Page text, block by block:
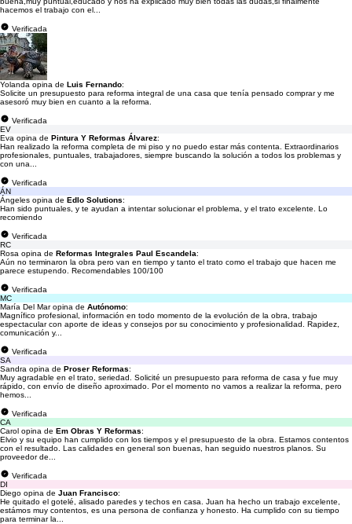
hacemos el trabajo con el...
Verificada
Yolanda opina de Luis Fernando:
Solicite un presupuesto para reforma integral de una casa que tenía pensado comprar y me
asesoró muy bien en cuanto a la reforma.
Verificada
EV
Eva opina de Pintura Y Reformas Álvarez:
Han realizado la reforma completa de mi piso y no puedo estar más contenta. Extraordinarios
profesionales, puntuales, trabajadores, siempre buscando la solución a todos los problemas y
con una...
Verificada
ÁN
Ángeles opina de Edlo Solutions:
Han sido puntuales, y te ayudan a intentar solucionar el problema, y el trato excelente. Lo
recomiendo
Verificada
RC
Rosa opina de Reformas Integrales Paul Escandela:
Aún no terminaron la obra pero van en tiempo y tanto el trato como el trabajo que hacen me
parece estupendo. Recomendables 100/100
Verificada
MC
María Del Mar opina de Autónomo:
Magnífico profesional, información en todo momento de la evolución de la obra, trabajo
espectacular con aporte de ideas y consejos por su conocimiento y profesionalidad. Rapidez,
comunicación y...
Verificada
SA
Sandra opina de Proser Reformas:
Muy agradable en el trato, seriedad. Solicité un presupuesto para reforma de casa y fue muy
rápido, con envío de diseño aproximado. Por el momento no vamos a realizar la reforma, pero
hemos...
Verificada
CA
Carol opina de Em Obras Y Reformas:
Elvio y su equipo han cumplido con los tiempos y el presupuesto de la obra. Estamos contentos
con el resultado. Las calidades en general son buenas, han seguido nuestros planos. Su
proveedor de...
Verificada
DI
Diego opina de Juan Francisco:
He quitado el gotelé, alisado paredes y techos en casa. Juan ha hecho un trabajo excelente,
estámos muy contentos, es una persona de confianza y honesto. Ha cumplido con su tiempo
para terminar la...